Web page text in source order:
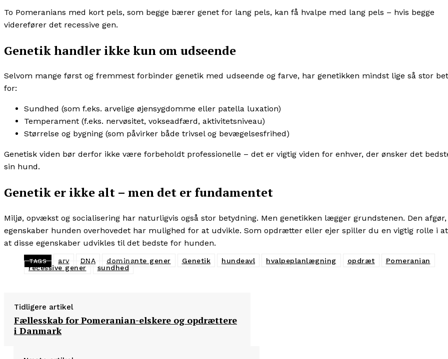
To Pomeranians med kort pels, som begge bærer genet for lang pels, kan få hvalpe med lang pels – hvis begge
viderefører det recessive gen.
Genetik handler ikke kun om udseende
Selvom mange først og fremmest forbinder genetik med udseende og farve, har genetikken mindst lige så stor
for:
Sundhed (som f.eks. arvelige øjensygdomme eller patella luxation)
Temperament (f.eks. nervøsitet, vokseadfærd, aktivitetsniveau)
Størrelse og bygning (som påvirker både trivsel og bevægelsesfrihed)
Genetisk viden bør derfor ikke være forbeholdt professionelle – det er vigtig viden for enhver, der ønsker det
sin hund.
Genetik er ikke alt – men det er fundamentet
Miljø, opvækst og socialisering har naturligvis også stor betydning. Men genetikken lægger grundstenen. Den
egenskaber hunden overhovedet har mulighed for at udvikle. Som opdrætter eller ejer spiller du en vigtig rolle i
at disse egenskaber udvikles til det bedste for hunden.
TAGS arv DNA dominante gener Genetik hundeavl hvalpeplanlægning opdræt
Pomeranian
recessive gener
sundhed
Tidligere artikel
Fællesskab for Pomeranian-elskere og opdrættere
i Danmark